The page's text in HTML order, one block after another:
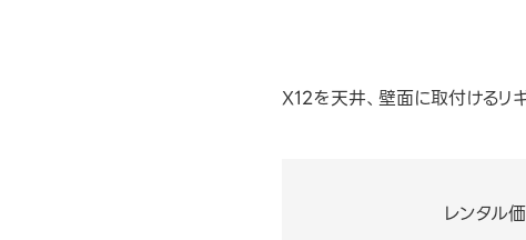
X12を天井、壁面に取付けるリ
レンタル